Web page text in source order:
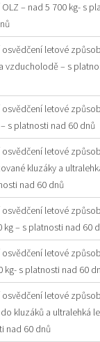
– nad 5 700 kg- s
osvědčení letové
vzducholodě – s
osvědčení letové
s platnosti nad 60 dnů
osvědčení letové
kluzáky a
nad 60 dnů
osvědčení letové
kg – s platnosti nad 60
osvědčení letové
kg- s platnosti nad 60
osvědčení letové
kluzáků a ultralehká
nad 60 dnů